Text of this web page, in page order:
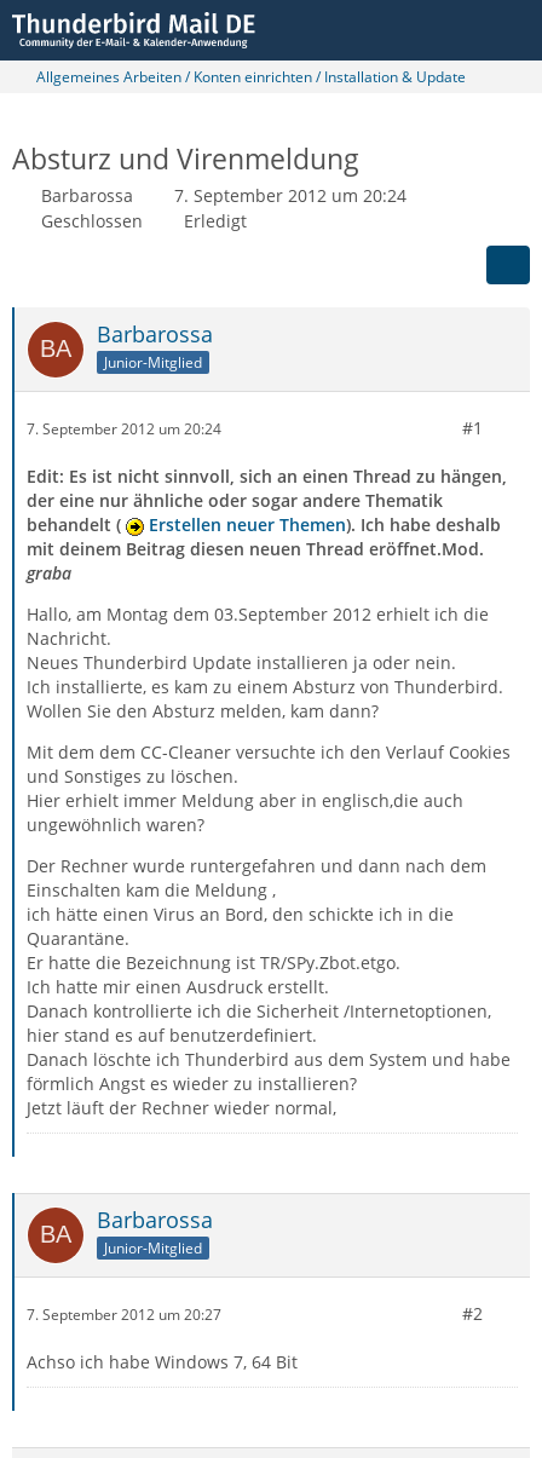
Allgemeines Arbeiten / Konten einrichten / Installation & Update
Absturz und Virenmeldung
Barbarossa
7. September 2012 um 20:24
Geschlossen
Erledigt
Barbarossa
Junior-Mitglied
7. September 2012 um 20:24 #1
Edit: Es ist nicht sinnvoll, sich an einen Thread zu hängen,
der eine nur ähnliche oder sogar andere Thematik
behandelt (
Erstellen neuer Themen). Ich habe deshalb
mit deinem Beitrag diesen neuen Thread eröffnet.Mod.
graba
Hallo, am Montag dem 03.September 2012 erhielt ich die
Nachricht.
Neues Thunderbird Update installieren ja oder nein.
Ich installierte, es kam zu einem Absturz von Thunderbird.
Wollen Sie den Absturz melden, kam dann?
Mit dem dem CC-Cleaner versuchte ich den Verlauf Cookies
und Sonstiges zu löschen.
Hier erhielt immer Meldung aber in englisch,die auch
ungewöhnlich waren?
Der Rechner wurde runtergefahren und dann nach dem
Einschalten kam die Meldung ,
ich hätte einen Virus an Bord, den schickte ich in die
Quarantäne.
Er hatte die Bezeichnung ist TR/SPy.Zbot.etgo.
Ich hatte mir einen Ausdruck erstellt.
Danach kontrollierte ich die Sicherheit /Internetoptionen,
hier stand es auf benutzerdefiniert.
Danach löschte ich Thunderbird aus dem System und habe
förmlich Angst es wieder zu installieren?
Jetzt läuft der Rechner wieder normal,
Barbarossa
Junior-Mitglied
7. September 2012 um 20:27 #2
Achso ich habe Windows 7, 64 Bit